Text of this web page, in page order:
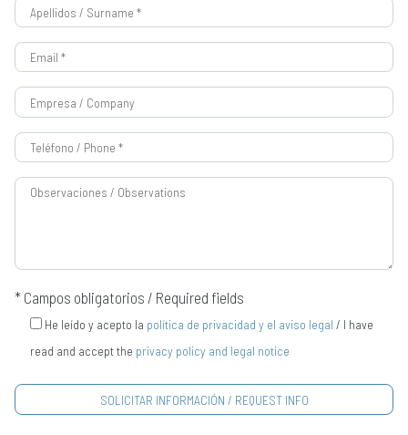
* Campos obligatorios / Required fields
He leído y acepto la política de privacidad y el aviso legal / I have
read and accept the privacy policy and legal notice